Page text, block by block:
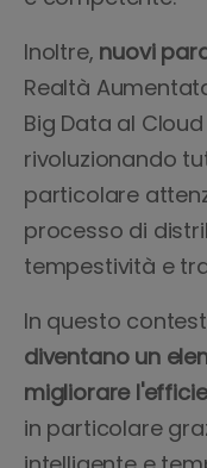
Inoltre, nuovi
Realtà
Big Data al
rivoluzionando
particolare
processo di
tempestività e
In questo
diventano un
migliorare
in particolare